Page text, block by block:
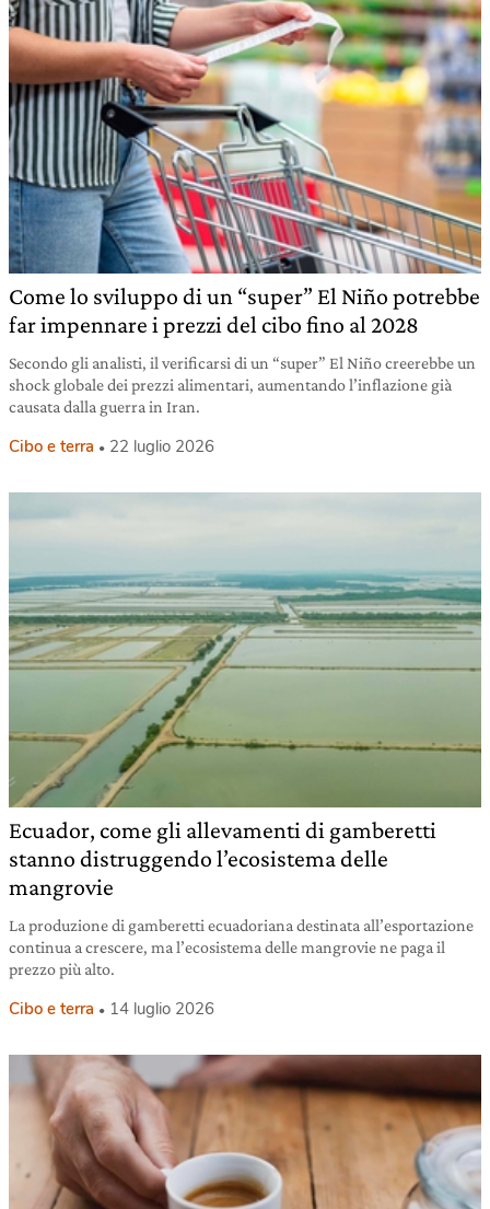
Come lo sviluppo di un “super” El Niño potrebbe
far impennare i prezzi del cibo fino al 2028
Secondo gli analisti, il verificarsi di un “super” El Niño creerebbe un
shock globale dei prezzi alimentari, aumentando l’inflazione già
causata dalla guerra in Iran.
Cibo e terra 22 luglio 2026
Ecuador, come gli allevamenti di gamberetti
stanno distruggendo l’ecosistema delle
mangrovie
La produzione di gamberetti ecuadoriana destinata all’esportazione
continua a crescere, ma l’ecosistema delle mangrovie ne paga il
prezzo più alto.
Cibo e terra 14 luglio 2026